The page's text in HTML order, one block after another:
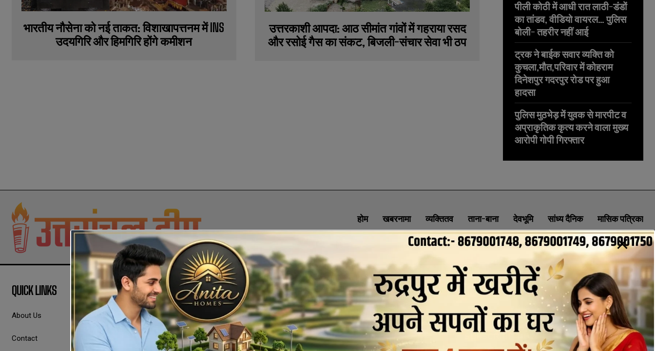
भारतीय नौसेना को नई ताकत: विशाखापत्तनम में INS
उदयगिरि और हिमगिरि होंगे कमीशन
उत्तरकाशी आपदा: आठ सीमांत गांवों में गहराया रसद
और रसोई गैस का संकट, बिजली-संचार सेवा भी ठप
पीली कोठी में आधी रात लाठी-डंडों
का तांडव, वीडियो वायरल… पुलिस
बोली- तहरीर नहीं आई
ट्रक ने बाईक सवार व्यक्ति को
कुचला,मौत,परिवार में कोहराम
दिनेशपुर गदरपुर रोड पर हुआ
हादसा
पुलिस मुठभेड़ में युवक से मारपीट व
अप्राकृतिक कृत्य करने वाला मुख्य
आरोपी गोपी गिरफ्तार
होम खबरनामा व्यक्तितव ताना-बाना देवभूमि सांध्य दैनिक मासिक पत्रिका
ABOUT CONTACT PRIVACY POLICY NEWSLETTER
QUICK LINKS
About Us
Contact
SOCIAL MEDIA CONTACT INFORMATION
uttaranchaldeep.news@gmail.com